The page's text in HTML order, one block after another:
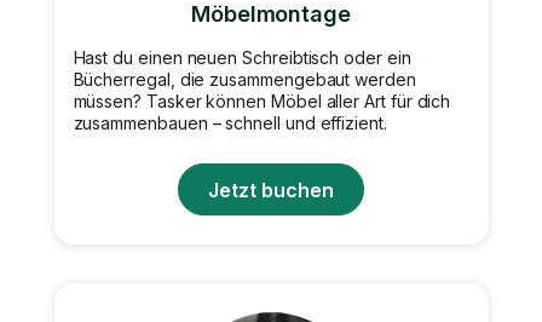
Möbelmontage
Hast du einen neuen Schreibtisch oder ein
Bücherregal, die zusammengebaut werden
müssen? Tasker können Möbel aller Art für dich
zusammenbauen – schnell und effizient.
Jetzt buchen